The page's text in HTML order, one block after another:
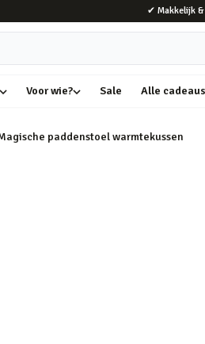
✔ Makkelijk
Voor wie? Sale Alle cadeaus
paddenstoel warmtekussen